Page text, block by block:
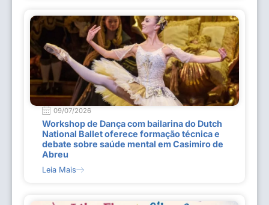
09/07/2026
Workshop de Dança com bailarina do Dutch
National Ballet oferece formação técnica e
debate sobre saúde mental em Casimiro de
Abreu
Leia Mais